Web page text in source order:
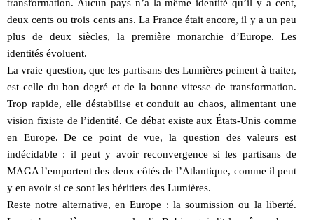
transformation. Aucun pays n’a la même identité qu’il y a cent,
deux cents ou trois cents ans. La France était encore, il y a un peu
plus de deux siècles, la première monarchie d’Europe. Les
identités évoluent.
La vraie question, que les partisans des Lumières peinent à traiter,
est celle du bon degré et de la bonne vitesse de transformation.
Trop rapide, elle déstabilise et conduit au chaos, alimentant une
vision fixiste de l’identité. Ce débat existe aux États-Unis comme
en Europe. De ce point de vue, la question des valeurs est
indécidable : il peut y avoir reconvergence si les partisans de
MAGA l’emportent des deux côtés de l’Atlantique, comme il peut
y en avoir si ce sont les héritiers des Lumières.
Reste notre alternative, en Europe : la soumission ou la liberté.